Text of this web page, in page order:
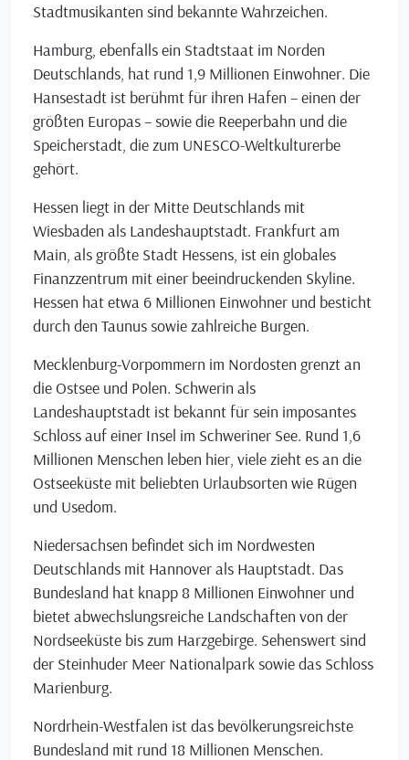
Stadtmusikanten sind bekannte Wahrzeichen.
Hamburg, ebenfalls ein Stadtstaat im Norden
Deutschlands, hat rund 1,9 Millionen Einwohner. Die
Hansestadt ist berühmt für ihren Hafen – einen der
größten Europas – sowie die Reeperbahn und die
Speicherstadt, die zum UNESCO-Weltkulturerbe
gehört.
Hessen liegt in der Mitte Deutschlands mit
Wiesbaden als Landeshauptstadt. Frankfurt am
Main, als größte Stadt Hessens, ist ein globales
Finanzzentrum mit einer beeindruckenden Skyline.
Hessen hat etwa 6 Millionen Einwohner und besticht
durch den Taunus sowie zahlreiche Burgen.
Mecklenburg-Vorpommern im Nordosten grenzt an
die Ostsee und Polen. Schwerin als
Landeshauptstadt ist bekannt für sein imposantes
Schloss auf einer Insel im Schweriner See. Rund 1,6
Millionen Menschen leben hier, viele zieht es an die
Ostseeküste mit beliebten Urlaubsorten wie Rügen
und Usedom.
Niedersachsen befindet sich im Nordwesten
Deutschlands mit Hannover als Hauptstadt. Das
Bundesland hat knapp 8 Millionen Einwohner und
bietet abwechslungsreiche Landschaften von der
Nordseeküste bis zum Harzgebirge. Sehenswert sind
der Steinhuder Meer Nationalpark sowie das Schloss
Marienburg.
Nordrhein-Westfalen ist das bevölkerungsreichste
Bundesland mit rund 18 Millionen Menschen.